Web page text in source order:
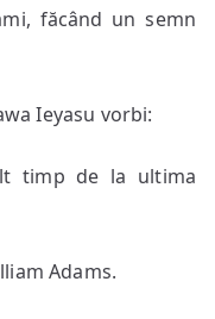
făcând un semn
Ieyasu vorbi:
timp de la ultima
Adams.